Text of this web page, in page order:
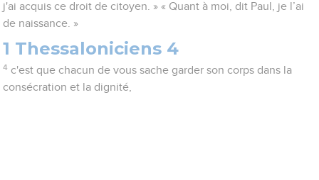
j'ai acquis ce droit de citoyen. » « Quant à moi, dit Paul, je l’ai
de naissance. »
1 Thessaloniciens 4
4 c'est que chacun de vous sache garder son corps dans la
consécration et la dignité,